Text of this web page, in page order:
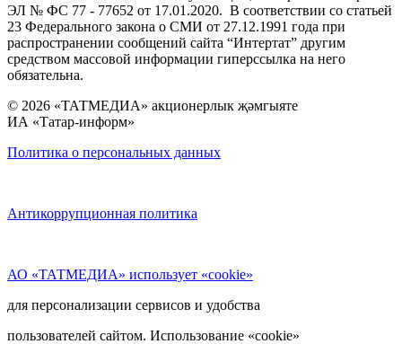
ЭЛ № ФС 77 - 77652 от 17.01.2020. В соответствии со статьей
23 Федерального закона о СМИ от 27.12.1991 года при
распространении сообщений сайта “Интертат” другим
средством массовой информации гиперссылка на него
обязательна.
© 2026 «ТАТМЕДИА» акционерлык җәмгыяте
ИА «Татар-информ»
Политика о персональных данных
Антикоррупционная политика
АО «ТАТМЕДИА» использует «cookie»
для персонализации сервисов и удобства
пользователей сайтом. Использование «cookie»